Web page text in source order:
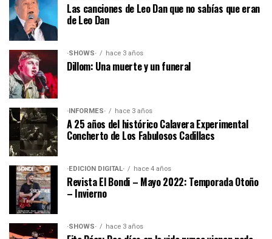
Las canciones de Leo Dan que no sabías que eran
de Leo Dan
·SHOWS· hace 3 años
Dillom: Una muerte y un funeral
·INFORMES· hace 3 años
A 25 años del histórico Calavera Experimental
Concherto de Los Fabulosos Cadillacs
·EDICIÓN DIGITAL· hace 4 años
Revista El Bondi – Mayo 2022: Temporada Otoño
– Invierno
·SHOWS· hace 3 años